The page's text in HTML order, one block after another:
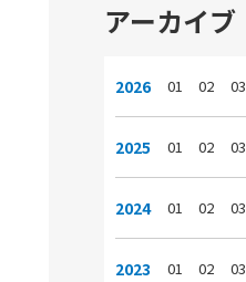
アーカイブ
2026 01 02 03
2025 01 02 03
2024 01 02 03
2023 01 02 03